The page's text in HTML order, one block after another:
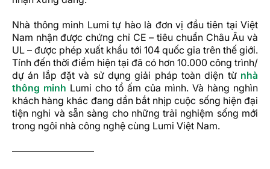
Nhà thông minh Lumi tự hào là đơn vị đầu tiên tại Việt
Nam nhận được chứng chỉ CE – tiêu chuẩn Châu Âu và
UL – được phép xuất khẩu tới 104 quốc gia trên thế giới.
Tính đến thời điểm hiện tại đã có hơn 10.000 công trình/
dự án lắp đặt và sử dụng giải pháp toàn diện từ nhà
thông minh Lumi cho tổ ấm của mình. Và hàng nghìn
khách hàng khác đang dần bắt nhịp cuộc sống hiện đại
tiện nghi và sẵn sàng cho những trải nghiệm sống mới
trong ngôi nhà công nghệ cùng Lumi Việt Nam.
————————–